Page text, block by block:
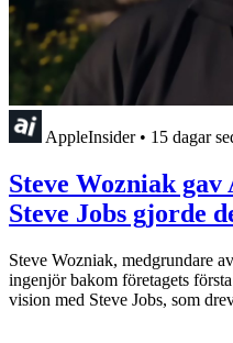
AppleInsider • 15 dagar
Steve Wozniak
Steve Jobs gjorde
Steve Wozniak, medgrundare
ingenjör bakom företagets
vision med Steve Jobs, som